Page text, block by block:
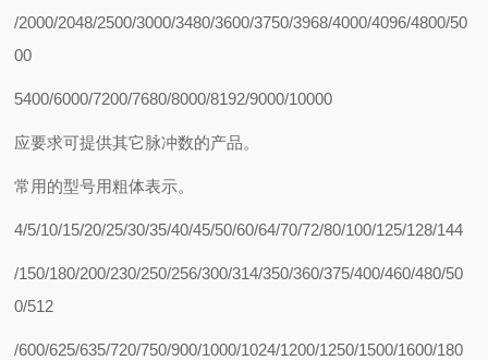
/2000/2048/2500/3000/3480/3600/3750/3968/4000/4096/4800/50
00
5400/6000/7200/7680/8000/8192/9000/10000
应要求可提供其它脉冲数的产品。
常用的型号用粗体表示。
4/5/10/15/20/25/30/35/40/45/50/60/64/70/72/80/100/125/128/144
/150/180/200/230/250/256/300/314/350/360/375/400/460/480/50
0/512
/600/625/635/720/750/900/1000/1024/1200/1250/1500/1600/180